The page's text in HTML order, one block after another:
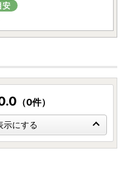
人公のシェフが三ツ星レ
0256-94-7120
曜・日曜・祝日・年末年
田西太田1934番地
安
（0件）
示にする